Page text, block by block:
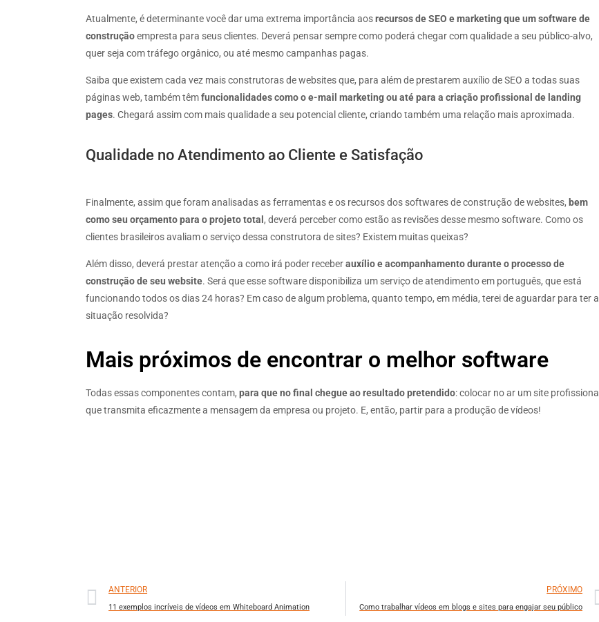
Atualmente, é determinante você dar uma extrema importância aosrecursos de SEO e marketing que um software de
construçãoempresta para seus clientes. Deverá pensar sempre como poderá chegar com qualidade a seu público-alvo,
quer seja com tráfego orgânico, ou até mesmo campanhas pagas.
Saiba que existem cada vez mais construtoras de websites que, para além de prestarem auxílio de SEO a todas suas
páginas web, também têmfuncionalidades como o e-mail marketing ou até para a criação profissional de landing
pages. Chegará assim com mais qualidade a seu potencial cliente, criando também uma relação mais aproximada.
Qualidade no Atendimento ao Cliente e Satisfação
Finalmente, assim que foram analisadas as ferramentas e os recursos dos softwares de construção de websites, bem
como seu orçamento para o projeto total , deverá perceber como estão as revisões desse mesmo software. Como os
clientes brasileiros avaliam o serviço dessa construtora de sites? Existem muitas queixas?
Além disso, deverá prestar atenção a como irá poder receberauxílio e acompanhamento durante o processo de
construção de seu website. Será que esse software disponibiliza um serviço de atendimento em português, que está
funcionando todos os dias 24 horas? Em caso de algum problema, quanto tempo, em média, terei de aguardar para ter a
situação resolvida?
Mais próximos de encontrar o melhor software
Todas essas componentes contam, para que no final chegue ao resultado pretendido: colocar no ar um site profissional
que transmita eficazmente a mensagem da empresa ou projeto. E, então, partir para a produção de vídeos!
ANTERIOR
11 exemplos incríveis de vídeos em Whiteboard Animation
PRÓXIMO
Como trabalhar vídeos em blogs e sites para engajar seu público